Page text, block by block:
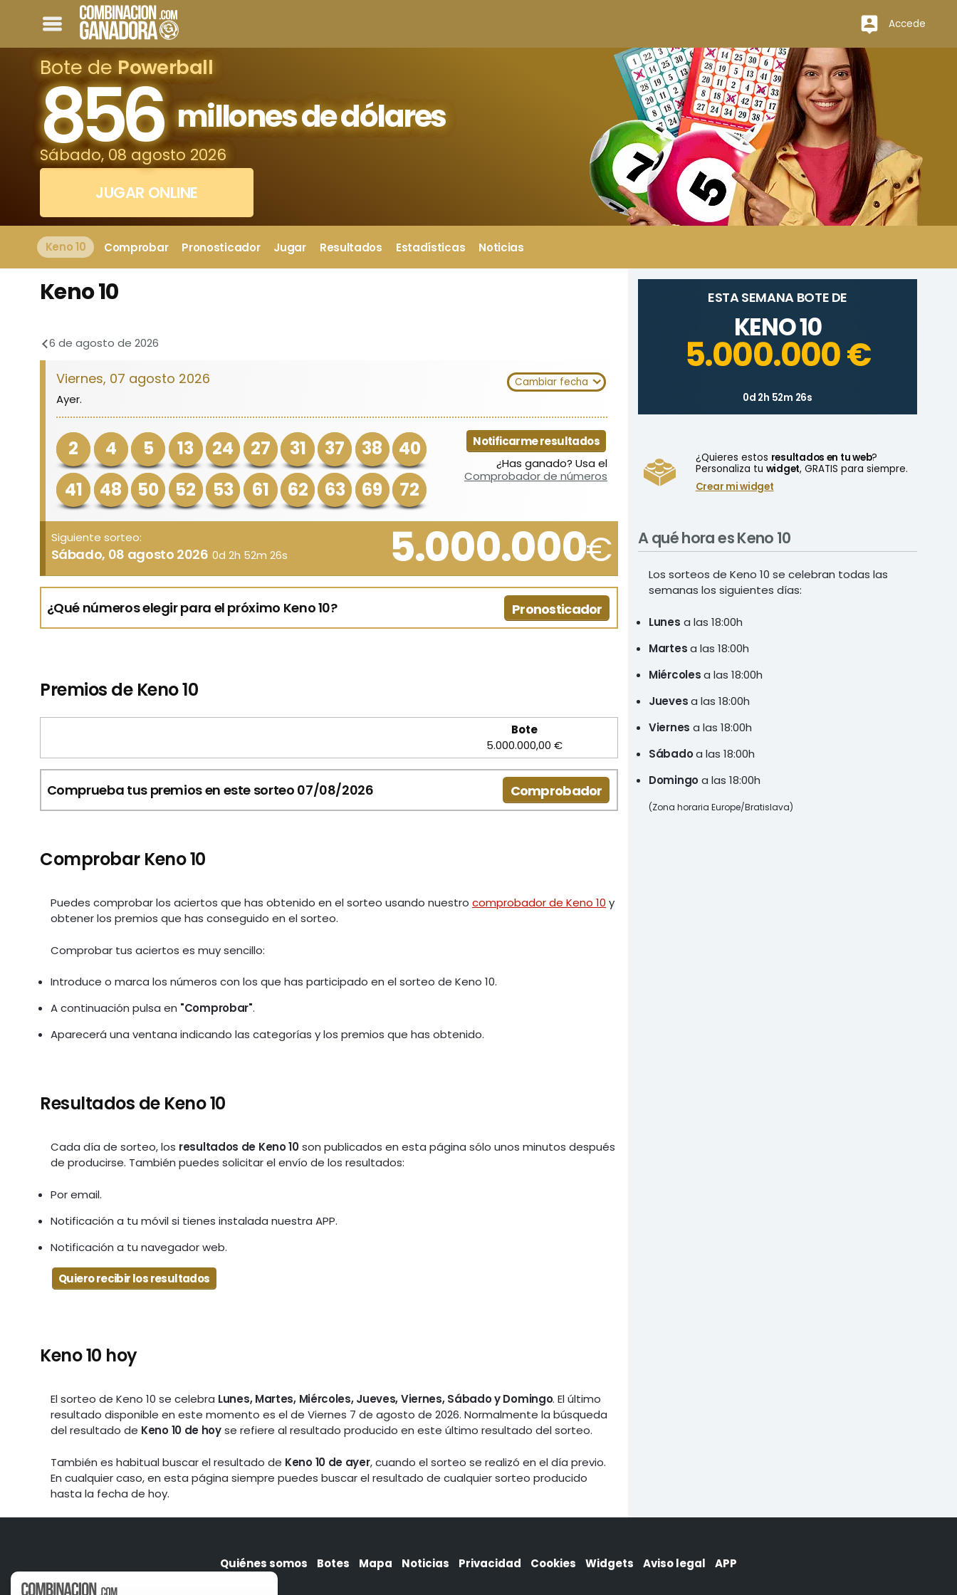
Accede
Bote de Powerball
856 millones de dólares
Sábado, 08 agosto 2026
JUGAR ONLINE
Keno 10 Comprobar Pronosticador Jugar Resultados Estadísticas Noticias
Keno 10
6 de agosto de 2026
Viernes, 07 agosto 2026 Cambiar fecha
Ayer.
2 4 5 13 24 27 31 37 38
40
41
48 50 52 53 61 62 63 69 72
Notificarme resultados
¿Has ganado? Usa el
Comprobador de números
Siguiente sorteo:
Sábado, 08 agosto 2026 0d 2h 52m 26s 5.000.000€
¿Qué números elegir para el próximo Keno 10? Pronosticador
Premios de Keno 10
Bote
5.000.000,00 €
Comprueba tus premios en este sorteo 07/08/2026 Comprobador
Comprobar Keno 10
Puedes comprobar los aciertos que has obtenido en el sorteo usando nuestrocomprobador de Keno 10 y
obtener los premios que has conseguido en el sorteo.
Comprobar tus aciertos es muy sencillo:
Introduce o marca los números con los que has participado en el sorteo de Keno 10.
A continuación pulsa en "Comprobar".
Aparecerá una ventana indicando las categorías y los premios que has obtenido.
Resultados de Keno 10
Cada día de sorteo, los resultados de Keno 10son publicados en esta página sólo unos minutos después
de producirse. También puedes solicitar el envío de los resultados:
Por email.
Notificación a tu móvil si tienes instalada nuestra APP.
Notificación a tu navegador web.
Quiero recibir los resultados
Keno 10 hoy
El sorteo de Keno 10 se celebra Lunes, Martes, Miércoles, Jueves, Viernes, Sábado y Domingo. El último
resultado disponible en este momento es el de Viernes 7 de agosto de 2026. Normalmente la búsqueda
del resultado de Keno 10 de hoyse refiere al resultado producido en este último resultado del sorteo.
También es habitual buscar el resultado de Keno 10 de ayer, cuando el sorteo se realizó en el día previo.
En cualquier caso, en esta página siempre puedes buscar el resultado de cualquier sorteo producido
hasta la fecha de hoy.
ESTA SEMANA BOTE DE
KENO 10
5.000.000 €
0d 2h 52m 26s
¿Quieres estos resultados en tu web?
Personaliza tu widget, GRATIS para siempre.
Crear mi widget
A qué hora es Keno 10
Los sorteos de Keno 10 se celebran todas las
semanas los siguientes días:
Lunes a las 18:00h
Martesa las 18:00h
Miércolesa las 18:00h
Juevesa las 18:00h
Viernes a las 18:00h
Sábadoa las 18:00h
Domingoa las 18:00h
(Zona horaria Europe/Bratislava)
Quiénes somos Botes Mapa Noticias Privacidad Cookies Widgets Aviso legal APP